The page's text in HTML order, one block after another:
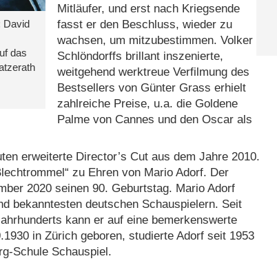
David
das
Mitläufer, und erst nach Kriegsende
fasst er den Beschluss, wieder zu
wachsen, um mitzubestimmen. Volker
Schlöndorffs brillant inszenierte,
weitgehend werktreue Verfilmung des
Bestsellers von Günter Grass erhielt
zahlreiche Preise, u.a. die Goldene
Palme von Cannes und den Oscar als
erweiterte Director’s Cut aus dem Jahre 2010.
zu Ehren von Mario Adorf. Der
2020 seinen 90. Geburtstag. Mario Adorf
bekanntesten deutschen Schauspielern. Seit
kann er auf eine bemerkenswerte
in Zürich geboren, studierte Adorf seit 1953
Schule Schauspiel.